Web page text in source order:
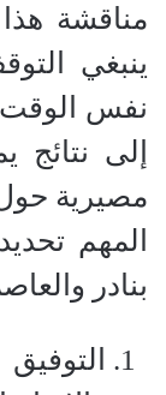
مناقشة
ينبغي
نفس الوقت
إلى
مصيرية
المهم
بنادر